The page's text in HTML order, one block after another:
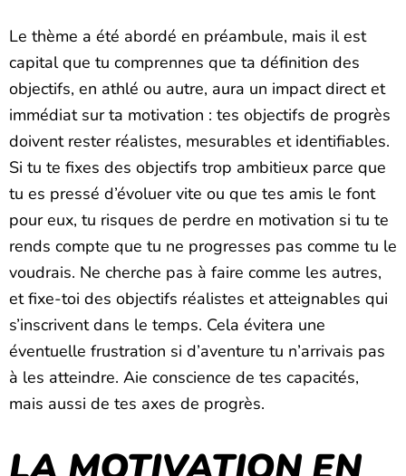
Le thème a été abordé en préambule, mais il est
capital que tu comprennes que ta définition des
objectifs, en athlé ou autre, aura un impact direct et
immédiat sur ta motivation : tes objectifs de progrès
doivent rester réalistes, mesurables et identifiables.
Si tu te fixes des objectifs trop ambitieux parce que
tu es pressé d’évoluer vite ou que tes amis le font
pour eux, tu risques de perdre en motivation si tu te
rends compte que tu ne progresses pas comme tu le
voudrais. Ne cherche pas à faire comme les autres,
et fixe-toi des objectifs réalistes et atteignables qui
s’inscrivent dans le temps. Cela évitera une
éventuelle frustration si d’aventure tu n’arrivais pas
à les atteindre. Aie conscience de tes capacités,
mais aussi de tes axes de progrès.